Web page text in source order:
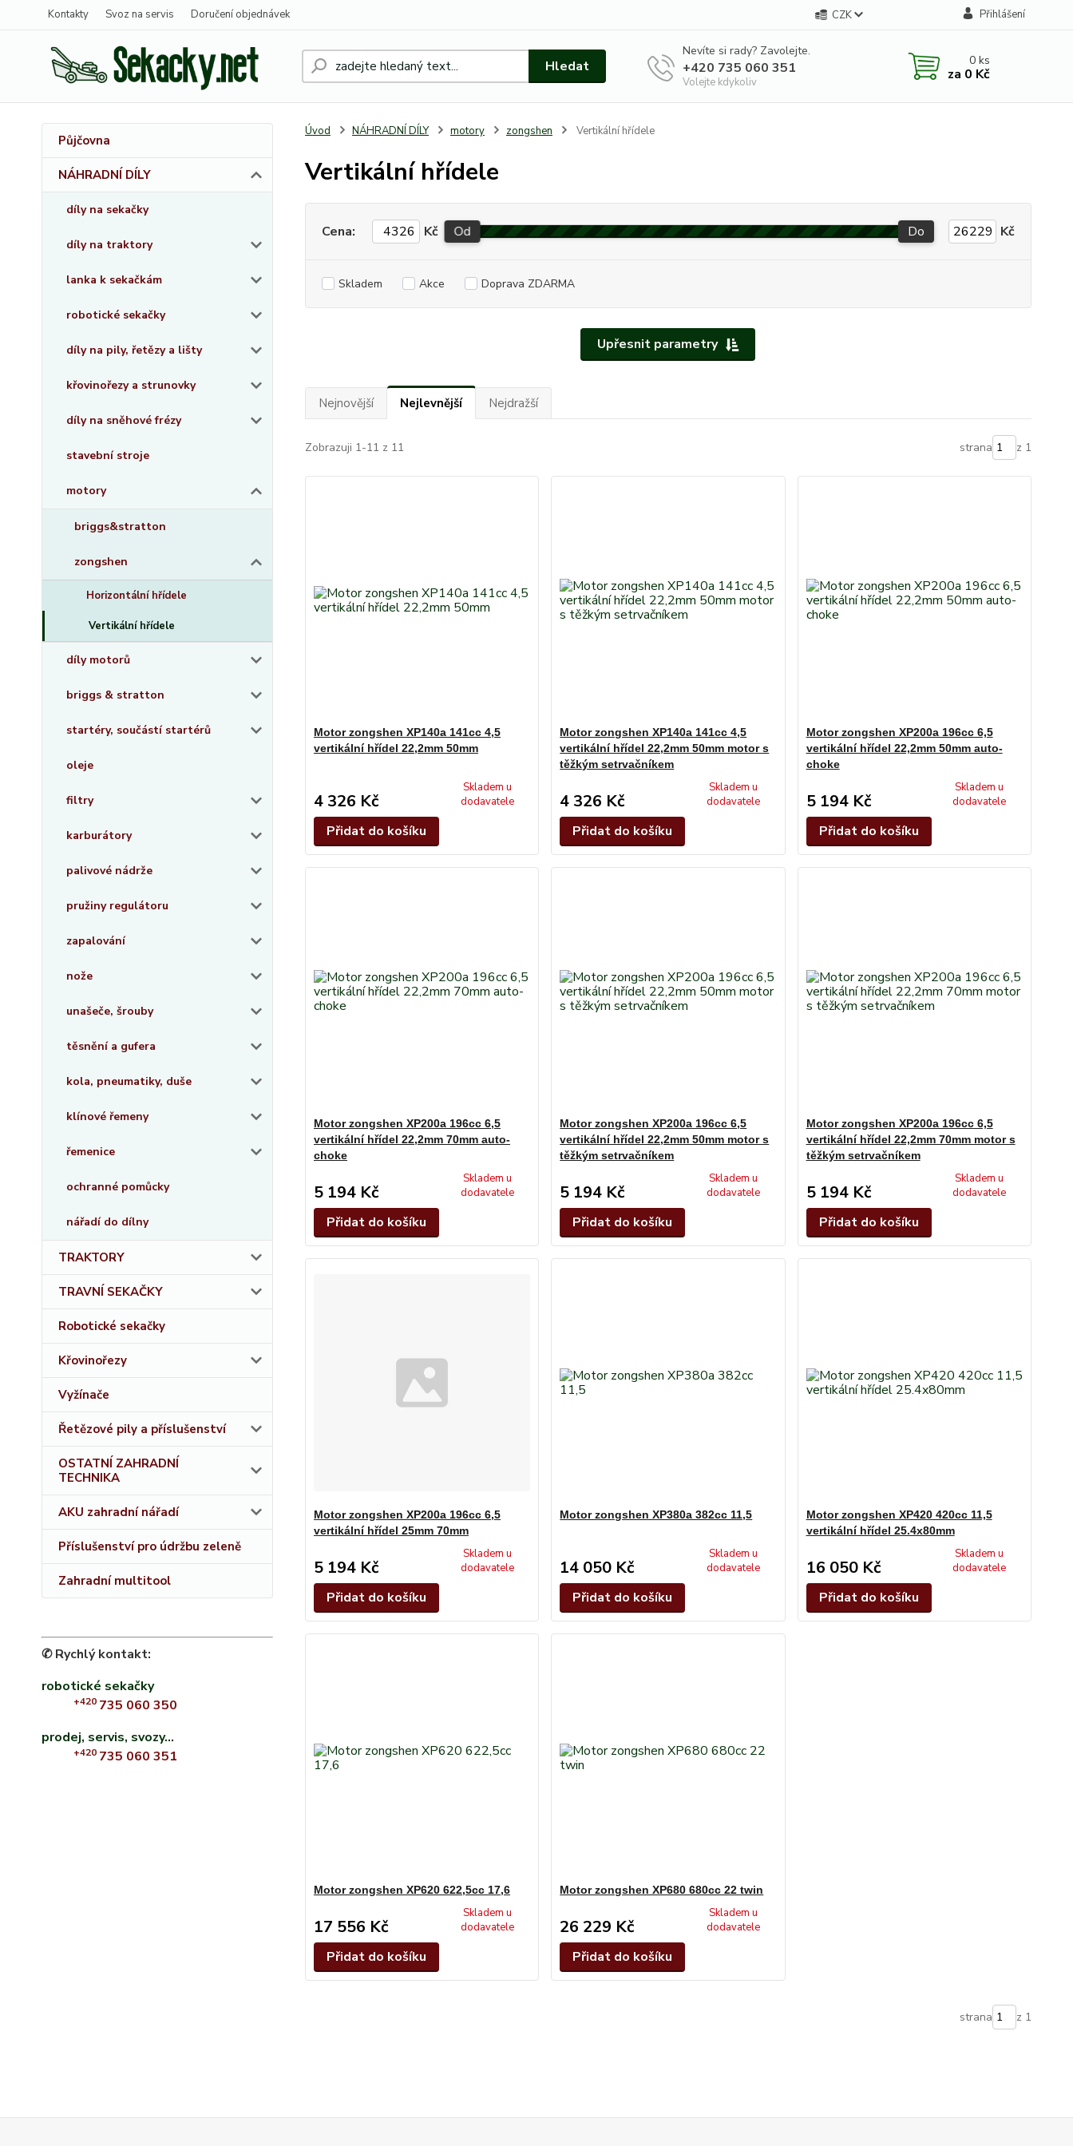
Kontakty Svoz na servis Doručení objednávek CZK Přihlášení
Hledat
Nevíte si rady? Zavolejte.
+420 735 060 351
Volejte kdykoliv
0ks
za 0 Kč
Půjčovna
NÁHRADNÍ DÍLY
díly na sekačky
díly na traktory
lanka k sekačkám
robotické sekačky
díly na pily, řetězy a lišty
křovinořezy a strunovky
díly na sněhové frézy
stavební stroje
motory
briggs&stratton
zongshen
Horizontální hřídele
Vertikální hřídele
díly motorů
briggs & stratton
startéry, součástí startérů
oleje
filtry
karburátory
palivové nádrže
pružiny regulátoru
zapalování
nože
unašeče, šrouby
těsnění a gufera
kola, pneumatiky, duše
klínové řemeny
řemenice
ochranné pomůcky
nářadí do dílny
TRAKTORY
TRAVNÍ SEKAČKY
Robotické sekačky
Křovinořezy
Vyžínače
Řetězové pily a příslušenství
OSTATNÍ ZAHRADNÍ
TECHNIKA
AKU zahradní nářadí
Příslušenství pro údržbu zeleně
Zahradní multitool
✆ Rychlý kontakt:
robotické sekačky
+420 735 060 350
prodej, servis, svozy...
+420 735 060 351
Úvod NÁHRADNÍ DÍLY motory zongshen Vertikální hřídele
Vertikální hřídele
Upřesnit parametry
Cena: Kč Od Do Kč
Skladem Akce Doprava ZDARMA
Nejnovější Nejlevnější Nejdražší
Zobrazuji 1-11 z 11 strana z 1
Motor zongshen XP140a 141cc 4,5
vertikální hřídel 22,2mm 50mm
4 326 Kč
Skladem u
dodavatele
Přidat do košíku
Motor zongshen XP140a 141cc 4,5
vertikální hřídel 22,2mm 50mm motor s
těžkým setrvačníkem
4 326 Kč
Skladem u
dodavatele
Přidat do košíku
Motor zongshen XP200a 196cc 6,5
vertikální hřídel 22,2mm 50mm auto-
choke
5 194 Kč
Skladem u
dodavatele
Přidat do košíku
Motor zongshen XP200a 196cc 6,5
vertikální hřídel 22,2mm 70mm auto-
choke
5 194 Kč
Skladem u
dodavatele
Přidat do košíku
Motor zongshen XP200a 196cc 6,5
vertikální hřídel 22,2mm 50mm motor s
těžkým setrvačníkem
5 194 Kč
Skladem u
dodavatele
Přidat do košíku
Motor zongshen XP200a 196cc 6,5
vertikální hřídel 22,2mm 70mm motor s
těžkým setrvačníkem
5 194 Kč
Skladem u
dodavatele
Přidat do košíku
Motor zongshen XP200a 196cc 6,5
vertikální hřídel 25mm 70mm
5 194 Kč
Skladem u
dodavatele
Přidat do košíku
Motor zongshen XP380a 382cc 11,5
14 050 Kč
Skladem u
dodavatele
Přidat do košíku
Motor zongshen XP420 420cc 11,5
vertikální hřídel 25.4x80mm
16 050 Kč
Skladem u
dodavatele
Přidat do košíku
Motor zongshen XP620 622,5cc 17,6
17 556 Kč
Skladem u
dodavatele
Přidat do košíku
Motor zongshen XP680 680cc 22 twin
26 229 Kč
Skladem u
dodavatele
Přidat do košíku
strana z 1